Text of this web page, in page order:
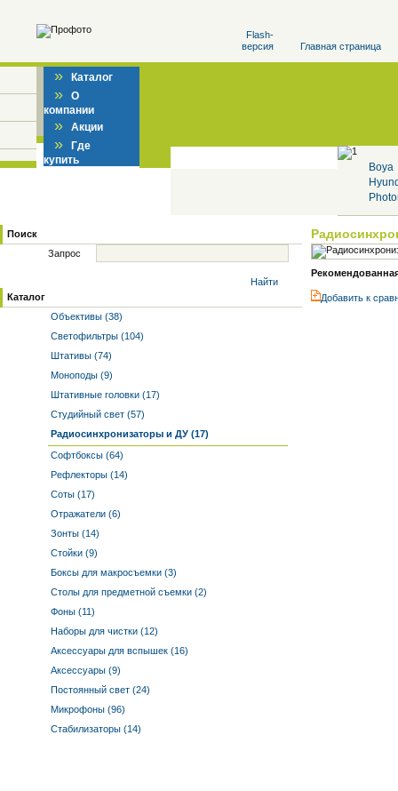
Flash-
версия
Главная страница
» Каталог
» О
компании
» Акции
» Где
купить
Boya
Поиск
Запрос
Найти
Каталог
Объективы (38)
Светофильтры (104)
Штативы (74)
Моноподы (9)
Штативные головки (17)
Студийный свет (57)
Радиосинхронизаторы и ДУ (17)
Софтбоксы (64)
Рефлекторы (14)
Соты (17)
Отражатели (6)
Зонты (14)
Стойки (9)
Боксы для макросъемки (3)
Столы для предметной съемки (2)
Фоны (11)
Наборы для чистки (12)
Аксессуары для вспышек (16)
Аксессуары (9)
Постоянный свет (24)
Микрофоны (96)
Стабилизаторы (14)
Добавить к